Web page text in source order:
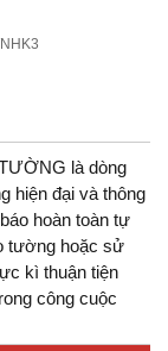
là dòng
hiện đại và thông
hoàn toàn tự
tường hoặc sử
kì thuận tiện
công cuộc